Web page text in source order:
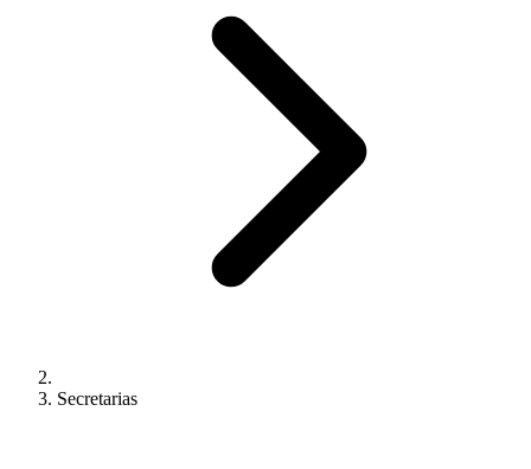
Secretarias